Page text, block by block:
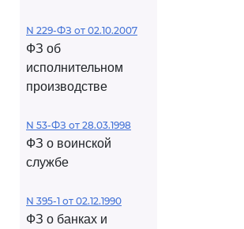
N 229-ФЗ от 02.10.2007
ФЗ об
исполнительном
производстве
N 53-ФЗ от 28.03.1998
ФЗ о воинской
службе
N 395-1 от 02.12.1990
ФЗ о банках и